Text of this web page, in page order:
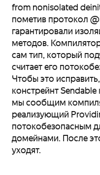
from nonisolated
пометив протокол
гарантировали
методов.
сам тип, который
считает его
Чтобы это
констрейнт
мы сообщим
реализующий
потокобезопасным
домейнами. После
уходят.